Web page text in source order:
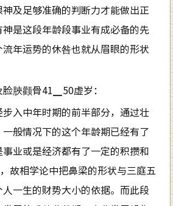
及足够准确的判断力才能做出正
是这段年龄段事业有成必备的先
年运势的休咎也就从眉眼的形状
脥颧骨41▁50虚岁：
入中年时期的前半部分，通过壮
般情况下的这个年龄期已经有了
业或是经济都有了一定的积攒和
故相学论中把鼻梁的形状与三庭五
一生的财势大小的依据。而此段